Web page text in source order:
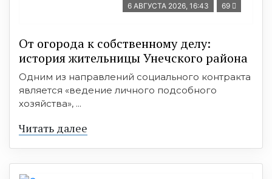
6 АВГУСТА 2026, 16:43 69
От огорода к собственному делу:
история жительницы Унечского района
Одним из направлений социального контракта
является «ведение личного подсобного
хозяйства», ...
Читать далее